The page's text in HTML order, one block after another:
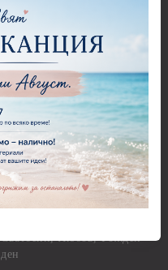
Салфетки - Морски
Салфетки - Музика
Салфетки - Пеперуди
Салфетки - Рози
Салфетки - Пътешествия и
пейзажи
Салфетки - Кухненски
мотиви, плодове и зеленчуци
Салфетки - Цветя и листа
Сватбени, Любов, Рожден
ден